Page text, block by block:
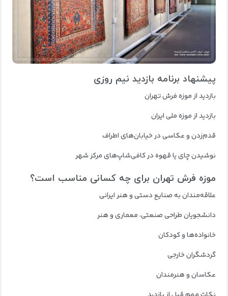
پیشنهاد برنامه بازدید نیم‌ روزی
بازدید از موزه فرش تهران
بازدید از موزه ملی ایران
قدم‌زدن و عکاسی در خیابان‌های اطراف
نوشیدن چای یا قهوه در کافی‌شاپ‌های مرکز شهر
موزه فرش تهران برای چه کسانی مناسب است؟
علاقه‌مندان به صنایع دستی و هنر ایرانی
دانشجویان طراحی صنعتی، معماری و هنر
خانواده‌ها و کودکان
گردشگران خارجی
عکاسان و هنرمندان